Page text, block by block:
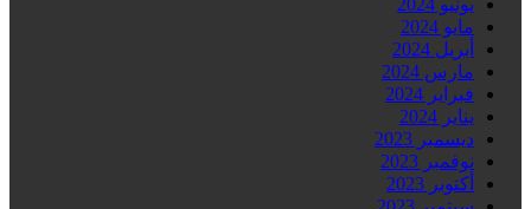
يونيو 2024
مايو 2024
أبريل 2024
مارس 2024
فبراير 2024
يناير 2024
ديسمبر 2023
نوفمبر 2023
أكتوبر 2023